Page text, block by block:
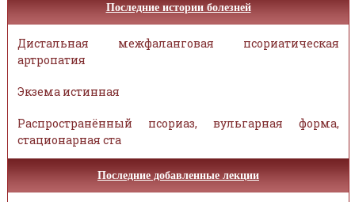
Последние истории болезней
Дистальная межфаланговая псориатическая
артропатия
Экзема истинная
Распространённый псориаз, вульгарная форма,
стационарная ста
Последние добавленные лекции